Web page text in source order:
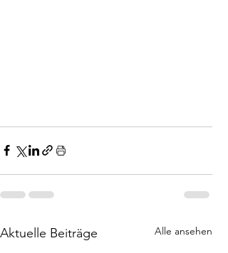
Aktuelle Beiträge Alle ansehen